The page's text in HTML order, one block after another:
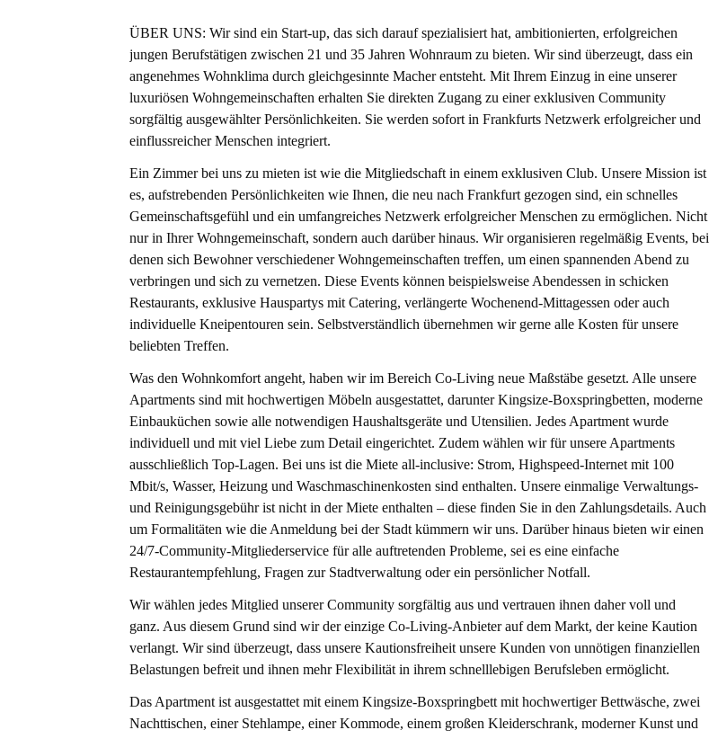
ÜBER UNS: Wir sind ein Start-up, das sich darauf spezialisiert hat, ambitionierten, erfolgreichen
jungen Berufstätigen zwischen 21 und 35 Jahren Wohnraum zu bieten. Wir sind überzeugt, dass ein
angenehmes Wohnklima durch gleichgesinnte Macher entsteht. Mit Ihrem Einzug in eine unserer
luxuriösen Wohngemeinschaften erhalten Sie direkten Zugang zu einer exklusiven Community
sorgfältig ausgewählter Persönlichkeiten. Sie werden sofort in Frankfurts Netzwerk erfolgreicher und
einflussreicher Menschen integriert.
Ein Zimmer bei uns zu mieten ist wie die Mitgliedschaft in einem exklusiven Club. Unsere Mission ist
es, aufstrebenden Persönlichkeiten wie Ihnen, die neu nach Frankfurt gezogen sind, ein schnelles
Gemeinschaftsgefühl und ein umfangreiches Netzwerk erfolgreicher Menschen zu ermöglichen. Nicht
nur in Ihrer Wohngemeinschaft, sondern auch darüber hinaus. Wir organisieren regelmäßig Events, bei
denen sich Bewohner verschiedener Wohngemeinschaften treffen, um einen spannenden Abend zu
verbringen und sich zu vernetzen. Diese Events können beispielsweise Abendessen in schicken
Restaurants, exklusive Hauspartys mit Catering, verlängerte Wochenend-Mittagessen oder auch
individuelle Kneipentouren sein. Selbstverständlich übernehmen wir gerne alle Kosten für unsere
beliebten Treffen.
Was den Wohnkomfort angeht, haben wir im Bereich Co-Living neue Maßstäbe gesetzt. Alle unsere
Apartments sind mit hochwertigen Möbeln ausgestattet, darunter Kingsize-Boxspringbetten, moderne
Einbauküchen sowie alle notwendigen Haushaltsgeräte und Utensilien. Jedes Apartment wurde
individuell und mit viel Liebe zum Detail eingerichtet. Zudem wählen wir für unsere Apartments
ausschließlich Top-Lagen. Bei uns ist die Miete all-inclusive: Strom, Highspeed-Internet mit 100
Mbit/s, Wasser, Heizung und Waschmaschinenkosten sind enthalten. Unsere einmalige Verwaltungs-
und Reinigungsgebühr ist nicht in der Miete enthalten – diese finden Sie in den Zahlungsdetails. Auch
um Formalitäten wie die Anmeldung bei der Stadt kümmern wir uns. Darüber hinaus bieten wir einen
24/7-Community-Mitgliederservice für alle auftretenden Probleme, sei es eine einfache
Restaurantempfehlung, Fragen zur Stadtverwaltung oder ein persönlicher Notfall.
Wir wählen jedes Mitglied unserer Community sorgfältig aus und vertrauen ihnen daher voll und
ganz. Aus diesem Grund sind wir der einzige Co-Living-Anbieter auf dem Markt, der keine Kaution
verlangt. Wir sind überzeugt, dass unsere Kautionsfreiheit unsere Kunden von unnötigen finanziellen
Belastungen befreit und ihnen mehr Flexibilität in ihrem schnelllebigen Berufsleben ermöglicht.
Das Apartment ist ausgestattet mit einem Kingsize-Boxspringbett mit hochwertiger Bettwäsche, zwei
Nachttischen, einer Stehlampe, einer Kommode, einem großen Kleiderschrank, moderner Kunst und